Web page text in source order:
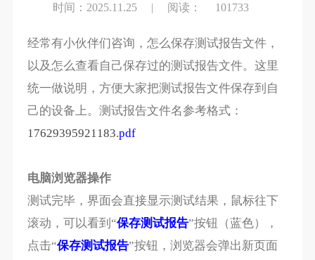
时间：2025.11.25 | 阅读： 101733
经常有小伙伴们咨询，怎么保存测试报告文件，
以及怎么查看自己保存过的测试报告文件。这里
统一做说明，方便大家把测试报告文件保存到自
己的设备上。测试报告文件名参考格式：
17629395921183.pdf
电脑浏览器操作
测试完毕，界面会直接显示测试结果，鼠标往下
滚动，可以看到“保存测试报告”按钮（蓝色），
点击“保存测试报告”按钮，浏览器会弹出新页面